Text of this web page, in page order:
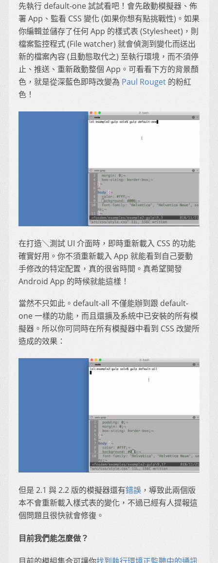
先執行 default-one 試試看吧！會先啟動模擬器、佈
署 App、監看 CSS 變化 (如果你想有點挑戰性)。如果
你編輯並儲存了任何 App 的樣式表 (Stylesheet)，則
檔案監控程式 (File watcher) 就會偵測到變化而送出
新的檔案內容 (且動態取代之) 至執行環境，而不須停
止、推送、重新啟動整個 App。可看看下方的背景顏
色，就是從深藍色即時改變為 Paul Rouget 的粉紅
色！
在打造＼測試 UI 介面時，即時重新載入 CSS 的功能
確實好用。你不須重新載入 App 就能看到自己要動
手修改的特定配置，真的很省時間。真希望開發
Android App 的時候就能這樣！
當然不只如此。default-all 不僅能辦到跟 default-
one 一樣的功能，而且還擴及系統中已安裝的所有模
擬器。所以你可同時在所有模擬器中看到 CSS 改變所
造成的效果：
但是 2.1 與 2.2 版的模擬器還有錯誤 ，導致此兩個版
本不會重新載入樣式表的變化，不過已經有人提報這
個問題且很快就會修復。
目前我們能怎麼做？